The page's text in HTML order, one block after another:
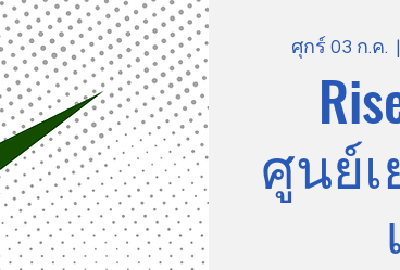
ศุกร์ 03 ก.ค.
ศูนย์